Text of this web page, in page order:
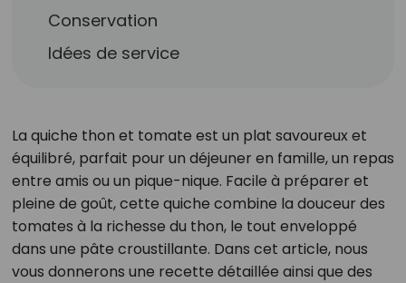
Conservation
Idées de service
La quiche thon et tomate est un plat savoureux et
équilibré, parfait pour un déjeuner en famille, un repas
entre amis ou un pique-nique. Facile à préparer et
pleine de goût, cette quiche combine la douceur des
tomates à la richesse du thon, le tout enveloppé
dans une pâte croustillante. Dans cet article, nous
vous donnerons une recette détaillée ainsi que des